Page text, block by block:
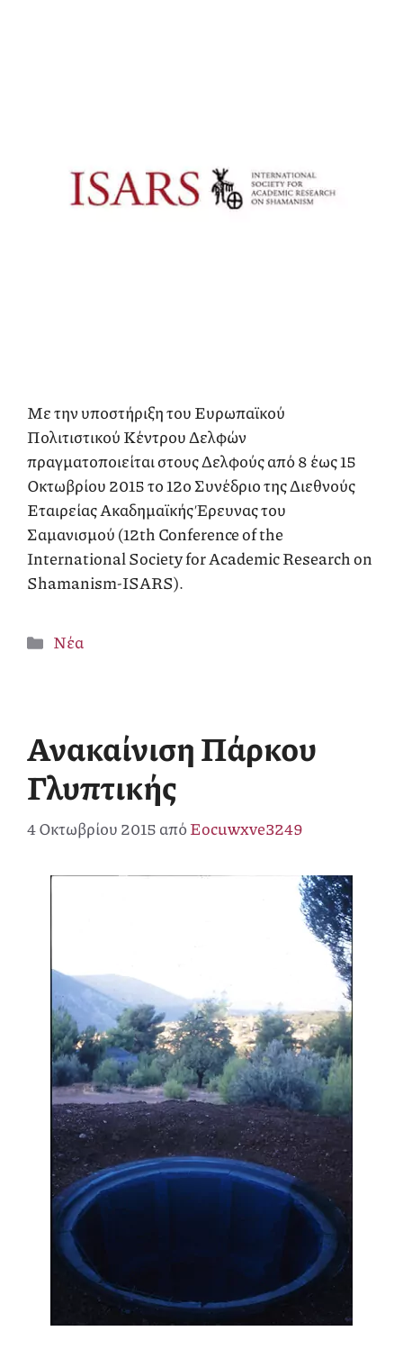
Με την υποστήριξη του Ευρωπαϊκού
Πολιτιστικού Κέντρου Δελφών
πραγματοποιείται στους Δελφούς από 8 έως 15
Οκτωβρίου 2015 το 12ο Συνέδριο της Διεθνούς
Εταιρείας Ακαδημαϊκής Έρευνας του
Σαμανισμού (12th Conference of the
International Society for Academic Research on
Shamanism-ISARS).
Κατηγορίες
Νέα
Ανακαίνιση Πάρκου
Γλυπτικής
4 Οκτωβρίου 2015απόEocuwxve3249